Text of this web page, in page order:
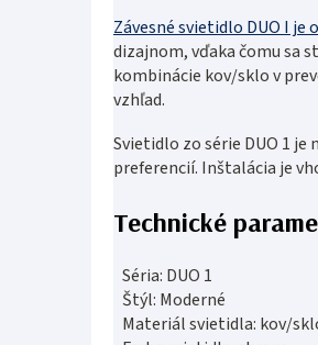
Závesné svietidlo DUO I je
dizajnom, vďaka čomu sa
kombinácie kov/sklo v
vzhľad.
Svietidlo zo série DUO 1
preferencií. Inštalácia je
Technické
Séria: DUO 1
Štýl: Moderné
Materiál svietidla: kov/